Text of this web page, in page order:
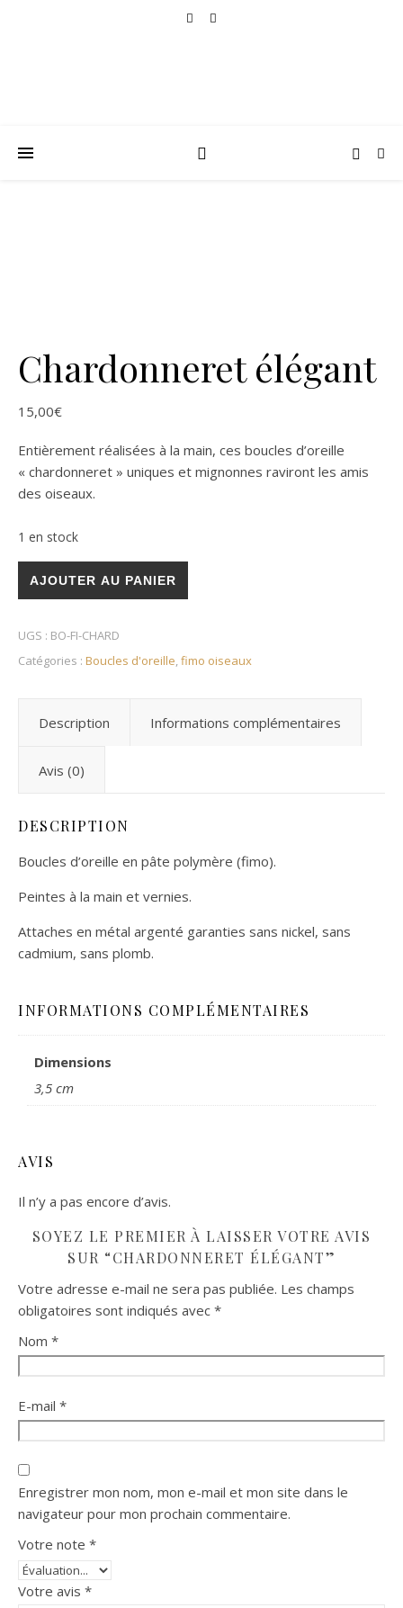
Chardonneret élégant
15,00€
Entièrement réalisées à la main, ces boucles d’oreille
« chardonneret » uniques et mignonnes raviront les amis
des oiseaux.
1 en stock
quantité de Chardonneret élégant
AJOUTER AU PANIER
UGS : BO-FI-CHARD
Catégories : Boucles d'oreille,fimo oiseaux
Description Informations complémentaires
Avis (0)
DESCRIPTION
Boucles d’oreille en pâte polymère (fimo).
Peintes à la main et vernies.
Attaches en métal argenté garanties sans nickel, sans
cadmium, sans plomb.
INFORMATIONS COMPLÉMENTAIRES
Dimensions
3,5 cm
AVIS
Il n’y a pas encore d’avis.
SOYEZ LE PREMIER À LAISSER VOTRE AVIS
SUR “CHARDONNERET ÉLÉGANT”
Votre adresse e-mail ne sera pas publiée. Les champs
obligatoires sont indiqués avec *
Nom *
E-mail *
Enregistrer mon nom, mon e-mail et mon site dans le
navigateur pour mon prochain commentaire.
Votre note *
Votre avis *